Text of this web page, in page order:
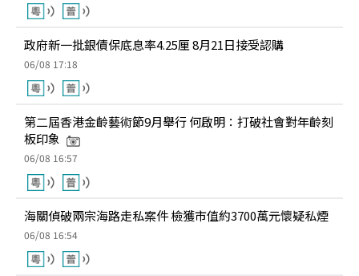
政府新一批銀債保底息率4.25厘 8月21日接受認購
06/08 17:18
第二屆香港金齡藝術節9月舉行 何啟明：打破社會對年齡刻
板印象
06/08 16:57
海關偵破兩宗海路走私案件 檢獲市值約3700萬元懷疑私煙
06/08 16:54